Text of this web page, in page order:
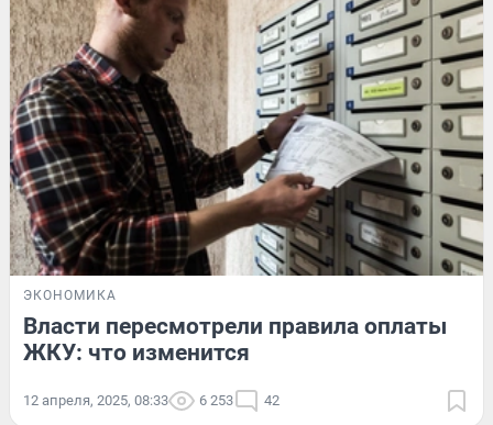
ЭКОНОМИКА
Власти пересмотрели правила оплаты
ЖКУ: что изменится
12 апреля, 2025, 08:33 6 253 42